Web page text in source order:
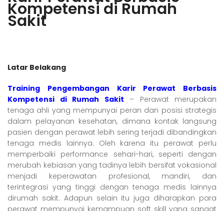
Kompetensi di Rumah
Sakit
Latar Belakang
Training Pengembangan Karir Perawat Berbasis
Kompetensi di Rumah Sakit – Perawat merupakan
tenaga ahli yang mempunyai peran dan posisi strategis
dalam pelayanan kesehatan, dimana kontak langsung
pasien dengan perawat lebih sering terjadi dibandingkan
tenaga medis lainnya. Oleh karena itu perawat perlu
memperbaiki performance sehari-hari, seperti dengan
merubah kebiasan yang tadinya lebih bersifat vokasional
menjadi keperawatan profesional, mandiri, dan
terintegrasi yang tinggi dengan tenaga medis lainnya
dirumah sakit. Adapun selain itu juga diharapkan para
perawat mempunyai kemampuan soft skill yang sangat